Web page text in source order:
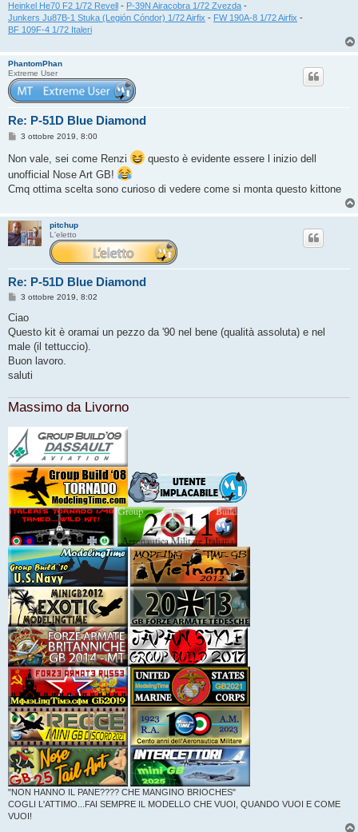
Heinkel He70 F2 1/72 Revell - P-39N Airacobra 1/72 Zvezda -
Junkers Ju87B-1 Stuka (Legión Cóndor) 1/72 Airfix - FW 190A-8 1/72 Airfix -
BF 109F-4 1/72 Italeri
PhantomPhan
Extreme User
Re: P-51D Blue Diamond
M
s
a
g
3 ottobre 2019, 8:00
Non vale, sei come Renzi
questo è evidente essere l inizio dell
unofficial Nose Art GB!
Cmq ottima scelta sono curioso di vedere come si monta questo kittone
pitchup
L'eletto
Re: P-51D Blue Diamond
M
s
a
g
i
o
3 ottobre 2019, 8:02
Ciao
Questo kit è oramai un pezzo da '90 nel bene (qualità assoluta) e nel
male (il tettuccio).
Buon lavoro.
saluti
Massimo da Livorno
"NON HANNO IL PANE???? CHE MANGINO BRIOCHES"
COGLI L'ATTIMO...FAI SEMPRE IL MODELLO CHE VUOI, QUANDO VUOI E COME
VUOI!